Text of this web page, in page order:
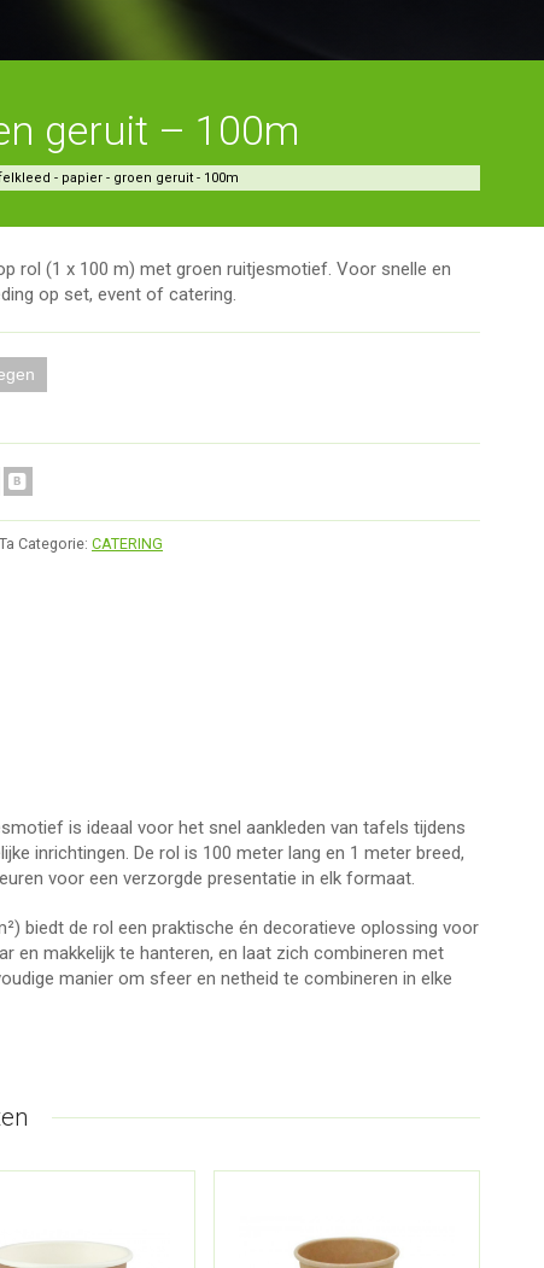
geruit – 100m
- papier - groen geruit - 100m
rol (1 x 100 m) met groen ruitjesmotief. Voor snelle en
op set, event of catering.
Categorie: CATERING
is ideaal voor het snel aankleden van tafels tijdens
inrichtingen. De rol is 100 meter lang en 1 meter breed,
voor een verzorgde presentatie in elk formaat.
biedt de rol een praktische én decoratieve oplossing voor
en makkelijk te hanteren, en laat zich combineren met
manier om sfeer en netheid te combineren in elke